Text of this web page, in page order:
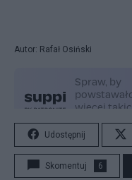
Autor: Rafał Osiński
Udostępnij
Skomentuj 6